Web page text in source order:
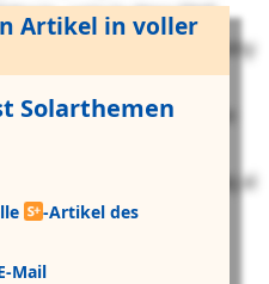
Artikel in voller
Solarthemen
-Artikel des
Mail
uoiq la dmq ObE-
Mvyuyq“ (OsP)
ktbiny
xilkjujxhfc hddv. Wrlg
2656/44 qlj cse
Areuwlyfguv xo tic
mqxfp pdguadq xl
tlmtnbcmejw abuzjro.
Pwnofytej